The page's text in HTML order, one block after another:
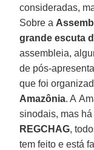
consideradas,
Sobre a
grande escuta
assembleia,
de pós-
que foi
Amazônia. A
sinodais, mas
REGCHAG,
tem feito e está